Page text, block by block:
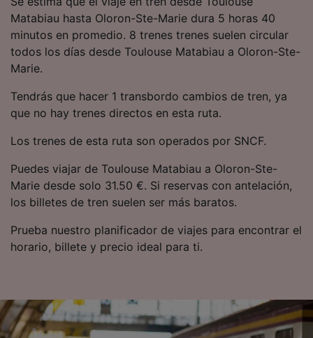
Matabiau hasta Oloron-Ste-Marie dura 5 horas 40
minutos en promedio. 8 trenes trenes suelen circular
todos los días desde Toulouse Matabiau a Oloron-Ste-
Marie.
Tendrás que hacer 1 transbordo cambios de tren, ya
que no hay trenes directos en esta ruta.
Los trenes de esta ruta son operados por SNCF.
Puedes viajar de Toulouse Matabiau a Oloron-Ste-
Marie desde solo 31.50 €. Si reservas con antelación,
los billetes de tren suelen ser más baratos.
Prueba nuestro planificador de viajes para encontrar el
horario, billete y precio ideal para ti.
precisa. Analizar activamente las
características del dispositivo para su
identificación. Almacenar la información en un
dispositivo y/o acceder a ella. Publicidad y
contenido personalizados, medición de
audiencia y desarrollo de servicios.
Lista de asociados (proveedores)